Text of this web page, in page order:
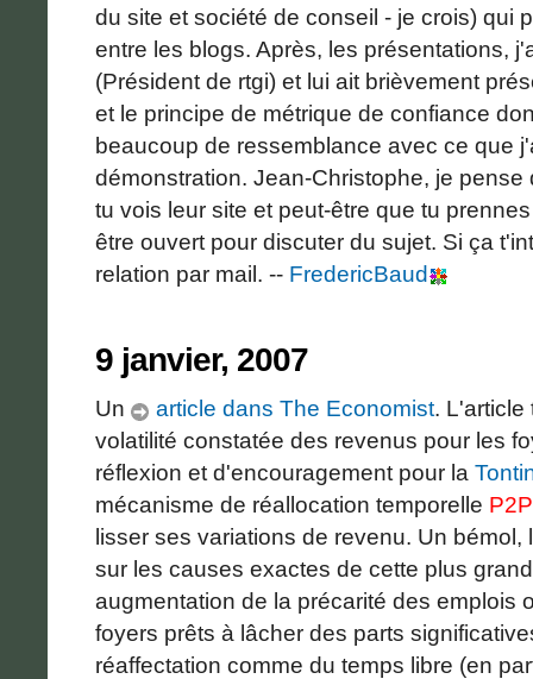
du site et société de conseil - je crois) qui
entre les blogs. Après, les présentations,
(Président de rtgi) et lui ait brièvement
et le principe de métrique de confiance
beaucoup de ressemblance avec ce que
démonstration. Jean-Christophe, je
tu vois leur site et peut-être que tu
être ouvert pour discuter du sujet. Si ça
relation par mail. -- FredericBaud
9 janvier, 2007
Un article dans The Economist. L'article
volatilité constatée des revenus pour les
réflexion et d'encouragement pour la
mécanisme de réallocation temporelle P2P
lisser ses variations de revenu. Un
sur les causes exactes de cette plus
augmentation de la précarité des emplois
foyers prêts à lâcher des parts
réaffectation comme du temps libre (en